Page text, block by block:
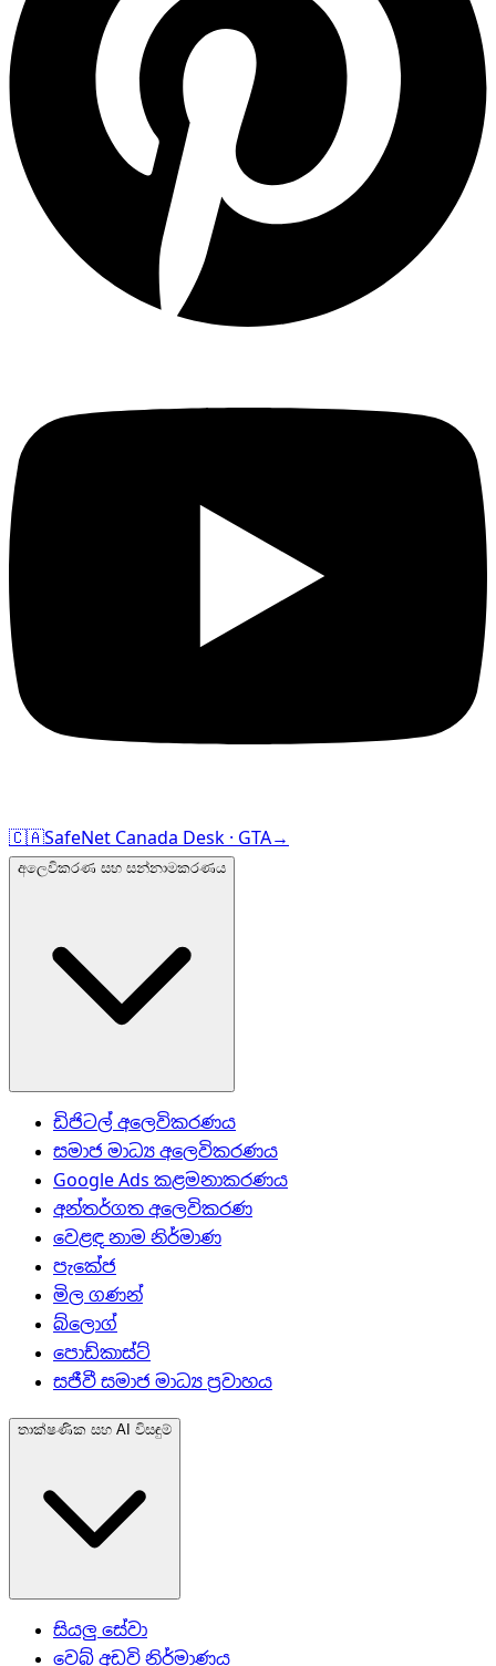
🇨🇦SafeNet Canada Desk · GTA→
අලෙවිකරණ සහ සන්නාමකරණය
ඩිජිටල් අලෙවිකරණය
සමාජ මාධ්‍ය අලෙවිකරණය
Google Ads කළමනාකරණය
අන්තර්ගත අලෙවිකරණ
වෙළඳ නාම නිර්මාණ
පැකේජ
මිල ගණන්
බ්ලොග්
පොඩ්කාස්ට්
සජීවී සමාජ මාධ්‍ය ප්‍රවාහය
තාක්ෂණික සහ AI විසඳුම්
සියලු සේවා
වෙබ් අඩවි නිර්මාණය